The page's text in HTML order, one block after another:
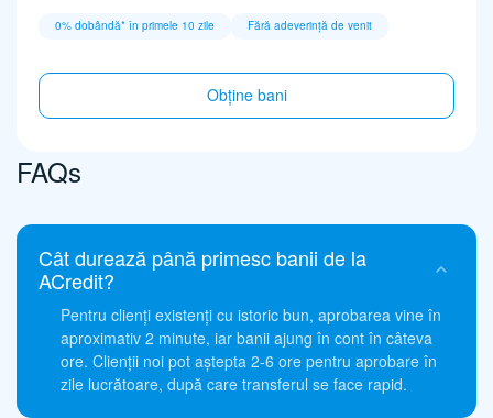
0% dobândă* în primele 10 zile Fără adeverință de venit
Obține bani
FAQs
Cât durează până primesc banii de la
ACredit?
Pentru clienți existenți cu istoric bun, aprobarea vine în
aproximativ 2 minute, iar banii ajung în cont în câteva
ore. Clienții noi pot aștepta 2-6 ore pentru aprobare în
zile lucrătoare, după care transferul se face rapid.